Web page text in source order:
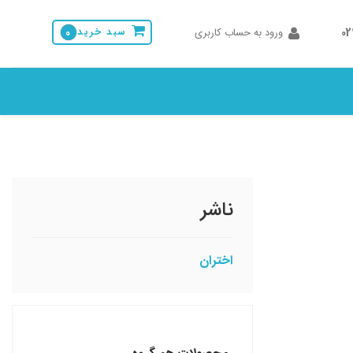
ورود به حساب کاربری سبد خرید 0
ناشر
اختران